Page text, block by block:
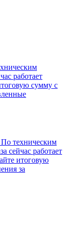
работает
сумму с
техническим
сейчас работает
итоговую
за